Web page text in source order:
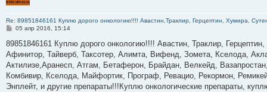
Re: 89851846161 Куплю дорого онкологию!!!! Авастин,Траклир, Герцептин, Хумира,
С
о
щ
е
и
е
05 апр 2016, 15:14
89851846161 Куплю дорого онкологию!!!! Авастин, Траклир,
Афинитор, Тайверб, Таксотер, Алимта, Вифенд, Зомета, Кселода,
Актилизе,Аранесп, Атгам, Бетаферон, Брайдан, Велкейд,
Комбивир, Кселода, Майфортик, Програф, Ревацио, Рекормон,
Энплейт, и другие препараты!!!Куплю онкологические препараты,